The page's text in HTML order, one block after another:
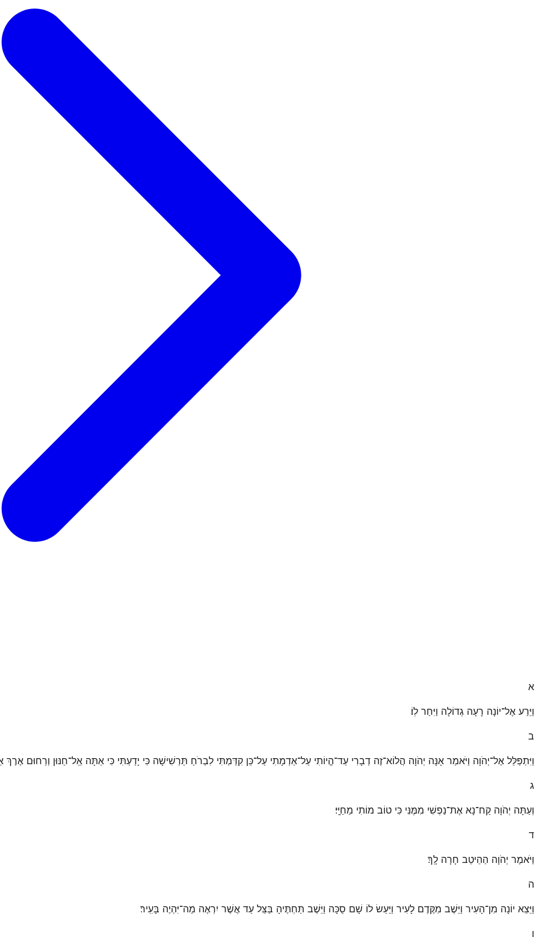
א
וַיֵּרַע אֶל־יוֹנָה רָעָה גְדוֹלָה וַיִּחַר לֽוֹ׃
ב
וַיִּתְפַּלֵּל אֶל־יְהֹוָה וַיֹּאמַר אָנָּה יְהֹוָה הֲלוֹא־זֶה דְבָרִי עַד־הֱיוֹתִי עַל־אַדְמָתִי עַל־כֵּן קִדַּמְתִּי לִבְרֹחַ תַּרְשִׁישָׁה כִּי יָדַעְתִּי כִּי אַתָּה אֵֽל־חַנּוּן וְרַחוּם
ג
וְעַתָּה יְהֹוָה קַח־נָא אֶת־נַפְשִׁי מִמֶּנִּי כִּי טוֹב מוֹתִי מֵחַיָּֽי׃
ד
וַיֹּאמֶר יְהֹוָה הַהֵיטֵב חָרָה לָֽךְ׃
ה
וַיֵּצֵא יוֹנָה מִן־הָעִיר וַיֵּשֶׁב מִקֶּדֶם לָעִיר וַיַּעַשׂ לוֹ שָׁם סֻכָּה וַיֵּשֶׁב תַּחְתֶּיהָ בַּצֵּל עַד אֲשֶׁר יִרְאֶה מַה־יִּהְיֶה בָּעִֽיר׃
ו